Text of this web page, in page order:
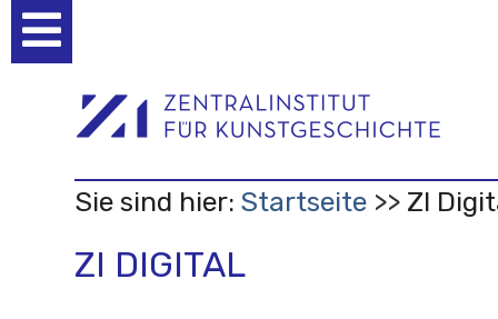
Werkzeuge
Sie sind hier: Startseite ZI
ZI DIGITAL